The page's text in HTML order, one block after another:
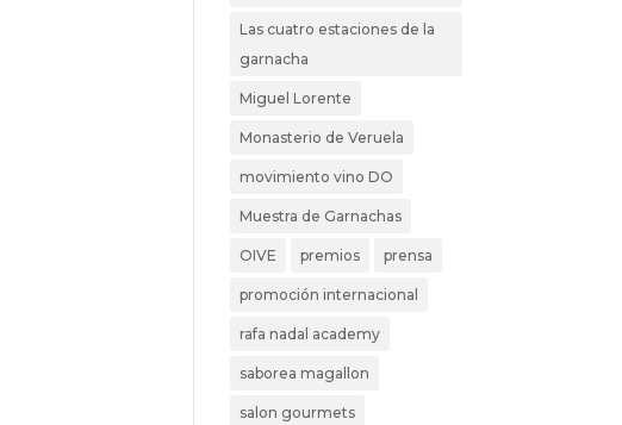
Las cuatro estaciones de la
garnacha
Miguel Lorente
Monasterio de Veruela
movimiento vino DO
Muestra de Garnachas
OIVE premios prensa
promoción internacional
rafa nadal academy
saborea magallon
salon gourmets